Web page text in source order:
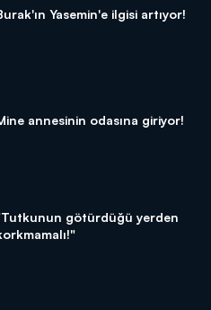
Yasemin'e ilgisi artıyor!
annesinin odasına giriyor!
götürdüğü yerden